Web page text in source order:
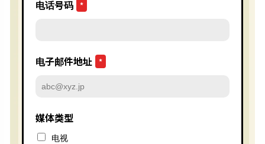
*
电话号码
*
电子邮件地址
媒体类型
电视